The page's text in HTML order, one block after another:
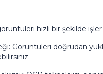
hızlı bir şekilde
Görüntüleri doğrudan